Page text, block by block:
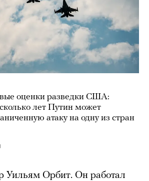
оценки разведки США:
лет Путин может
атаку на одну из стран
Уильям Орбит. Он работал